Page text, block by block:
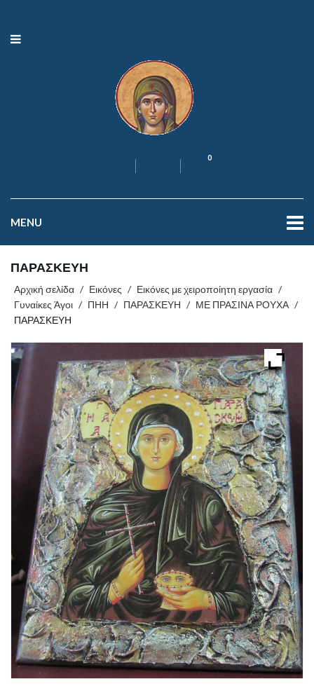
0
MENU
ΠΑΡΑΣΚΕΥΗ
Αρχική σελίδα / Εικόνες / Εικόνες με χειροποίητη εργασία /
Γυναίκες Άγοι / ΠΗΗ / ΠΑΡΑΣΚΕΥΗ / ΜΕ ΠΡΑΣΙΝΑ ΡΟΥΧΑ /
ΠΑΡΑΣΚΕΥΗ